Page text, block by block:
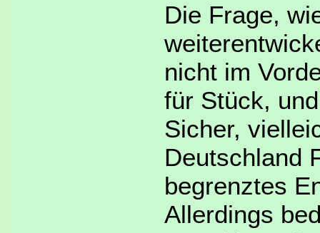
Die Frage,
nicht im
für Stück,
Sicher,
Deutschland
begrenztes
Allerdings